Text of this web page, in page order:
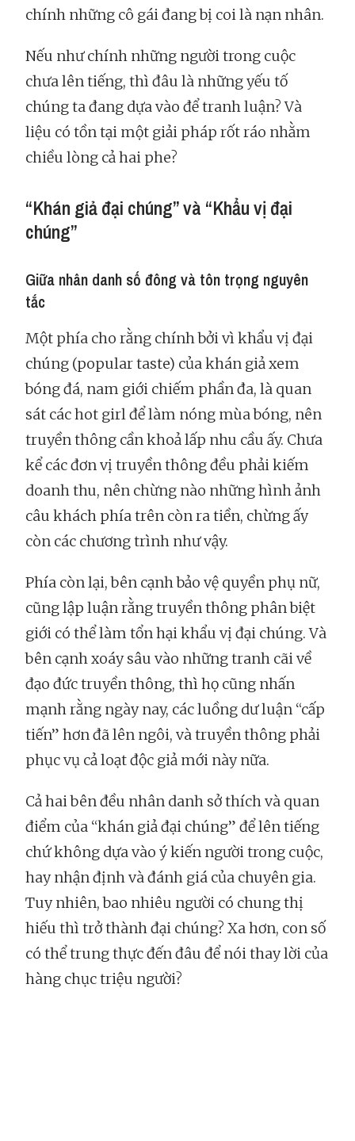
chính những cô gái đang bị coi là nạn nhân.
Nếu như chính những người trong cuộc
chưa lên tiếng, thì đâu là những yếu tố
chúng ta đang dựa vào để tranh luận? Và
liệu có tồn tại một giải pháp rốt ráo nhằm
chiều lòng cả hai phe?
“Khán giả đại chúng” và “Khẩu vị đại
chúng”
Giữa nhân danh số đông và tôn trọng nguyên
tắc
Một phía cho rằng chính bởi vì khẩu vị đại
chúng (popular taste) của khán giả xem
bóng đá, nam giới chiếm phần đa, là quan
sát các hot girl để làm nóng mùa bóng, nên
truyền thông cần khoả lấp nhu cầu ấy. Chưa
kể các đơn vị truyền thông đều phải kiếm
doanh thu, nên chừng nào những hình ảnh
câu khách phía trên còn ra tiền, chừng ấy
còn các chương trình như vậy.
Phía còn lại, bên cạnh bảo vệ quyền phụ nữ,
cũng lập luận rằng truyền thông phân biệt
giới có thể làm tổn hại khẩu vị đại chúng. Và
bên cạnh xoáy sâu vào những tranh cãi về
đạo đức truyền thông, thì họ cũng nhấn
mạnh rằng ngày nay, các luồng dư luận “cấp
tiến” hơn đã lên ngôi, và truyền thông phải
phục vụ cả loạt độc giả mới này nữa.
Cả hai bên đều nhân danh sở thích và quan
điểm của “khán giả đại chúng” để lên tiếng
chứ không dựa vào ý kiến người trong cuộc,
hay nhận định và đánh giá của chuyên gia.
Tuy nhiên, bao nhiêu người có chung thị
hiếu thì trở thành đại chúng? Xa hơn, con số
có thể trung thực đến đâu để nói thay lời của
hàng chục triệu người?